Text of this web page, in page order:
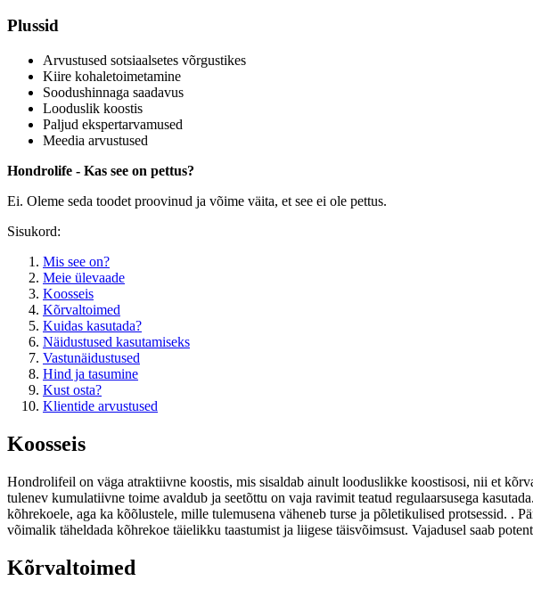
Plussid
Arvustused sotsiaalsetes võrgustikes
Kiire kohaletoimetamine
Soodushinnaga saadavus
Looduslik koostis
Paljud ekspertarvamused
Meedia arvustused
Hondrolife - Kas see on pettus?
Ei. Oleme seda toodet proovinud ja võime väita, et see ei ole pettus.
Sisukord:
Mis see on?
Meie ülevaade
Koosseis
Kõrvaltoimed
Kuidas kasutada?
Näidustused kasutamiseks
Vastunäidustused
Hind ja tasumine
Kust osta?
Klientide arvustused
Koosseis
Hondrolifeil on väga atraktiivne koostis, mis sisaldab ainult looduslikke koostisosi, nii et
tulenev kumulatiivne toime avaldub ja seetõttu on vaja ravimit teatud regulaarsusega
kõhrekoele, aga ka kõõlustele, mille tulemusena väheneb turse ja põletikulised protsessid. .
võimalik täheldada kõhrekoe täielikku taastumist ja liigese täisvõimsust. Vajadusel saab
Kõrvaltoimed